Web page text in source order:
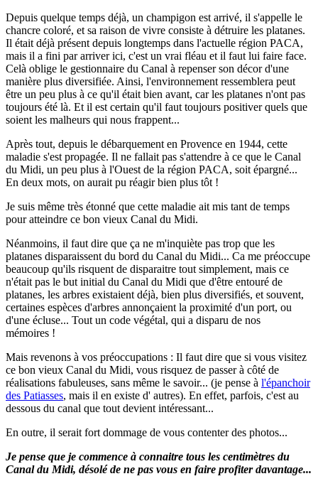
Depuis quelque temps déjà, un champigon est arrivé, il s'appelle le
chancre coloré, et sa raison de vivre consiste à détruire les platanes.
Il était déjà présent depuis longtemps dans l'actuelle région PACA,
mais il a fini par arriver ici, c'est un vrai fléau et il faut lui faire face.
Celà oblige le gestionnaire du Canal à repenser son décor d'une
manière plus diversifiée. Ainsi, l'environnement ressemblera peut
être un peu plus à ce qu'il était bien avant, car les platanes n'ont pas
toujours été là. Et il est certain qu'il faut toujours positiver quels que
soient les malheurs qui nous frappent...
Après tout, depuis le débarquement en Provence en 1944, cette
maladie s'est propagée. Il ne fallait pas s'attendre à ce que le Canal
du Midi, un peu plus à l'Ouest de la région PACA, soit épargné...
En deux mots, on aurait pu réagir bien plus tôt !
Je suis même très étonné que cette maladie ait mis tant de temps
pour atteindre ce bon vieux Canal du Midi.
Néanmoins, il faut dire que ça ne m'inquiète pas trop que les
platanes disparaissent du bord du Canal du Midi... Ca me préoccupe
beaucoup qu'ils risquent de disparaitre tout simplement, mais ce
n'était pas le but initial du Canal du Midi que d'être entouré de
platanes, les arbres existaient déjà, bien plus diversifiés, et souvent,
certaines espèces d'arbres annonçaient la proximité d'un port, ou
d'une écluse... Tout un code végétal, qui a disparu de nos
mémoires !
Mais revenons à vos préoccupations : Il faut dire que si vous visitez
ce bon vieux Canal du Midi, vous risquez de passer à côté de
réalisations fabuleuses, sans même le savoir... (je pense à l'épanchoir
des Patiasses, mais il en existe d' autres). En effet, parfois, c'est au
dessous du canal que tout devient intéressant...
En outre, il serait fort dommage de vous contenter des photos...
Je pense que je commence à connaitre tous les centimètres du
Canal du Midi, désolé de ne pas vous en faire profiter davantage...